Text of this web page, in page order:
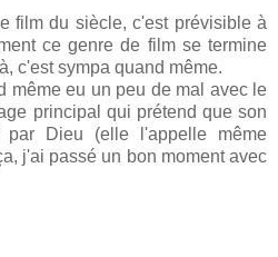
film du siècle, c'est prévisible à
ce genre de film se termine
c'est sympa quand même.
même eu un peu de mal avec le
principal qui prétend que son
Dieu (elle l'appelle même
j'ai passé un bon moment avec